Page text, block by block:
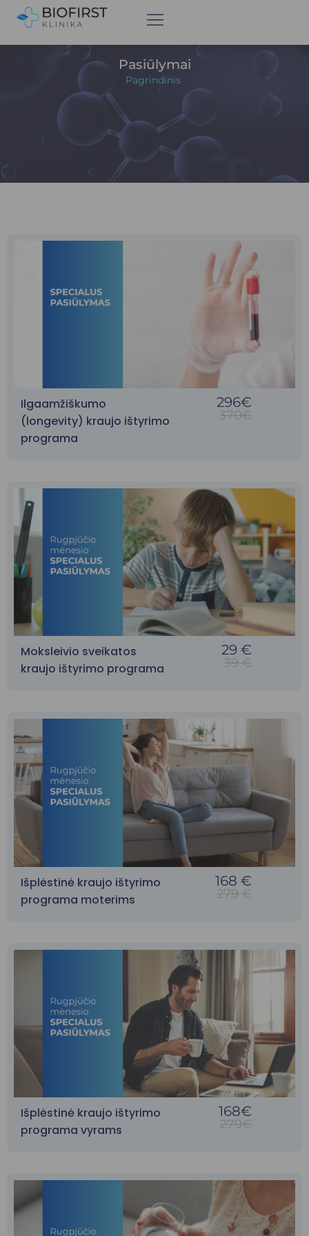
Pasiūlymai
Pagrindinis
Ilgaamžiškumo
(longevity) kraujo ištyrimo
programa
296€
370€
Moksleivio sveikatos
kraujo ištyrimo programa
29 €
39 €
Išplėstinė kraujo ištyrimo
programa moterims
168 €
279 €
Išplėstinė kraujo ištyrimo
programa vyrams
168€
279€